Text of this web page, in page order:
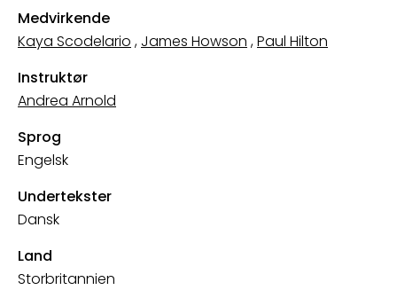
Medvirkende
Kaya Scodelario , James Howson ,Paul Hilton
Instruktør
Andrea Arnold
Sprog
Engelsk
Undertekster
Dansk
Land
Storbritannien